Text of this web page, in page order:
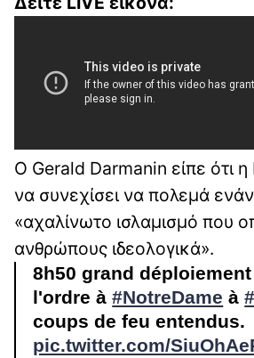
Ο Gerald Darmanin είπε ότι η
να συνεχίσει να πολεμά
«αχαλίνωτο ισλαμισμό που
ανθρώπους ιδεολογικά».
8h50 grand
l'ordre à#NotreDame à
coups de feu entendus.
pic.twitter.com/